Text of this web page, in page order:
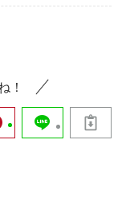
！